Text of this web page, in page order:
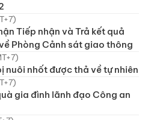
Tiếp nhận và Trả kết quả
Phòng Cảnh sát giao thông
nuôi nhốt được thả về tự nhiên
gia đình lãnh đạo Công an